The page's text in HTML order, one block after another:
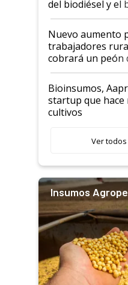
del biodiésel y el
Nuevo aumento
trabajadores
cobrará un peón
Bioinsumos,
startup que
cultivos
Ver
Insumos